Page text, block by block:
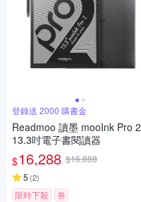
登錄送 2000 購書金
Readmoo 讀墨 mooInk Pro 2
13.3吋電子書閱讀器
$16,288 $16,888
5 (2)
限時下殺 券